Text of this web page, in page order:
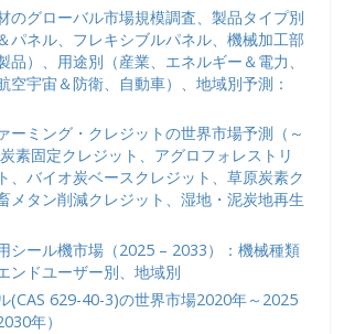
のグローバル市場規模調査、製品タイプ別
パネル、フレキシブルパネル、機械加工部
品）、用途別（産業、エネルギー＆電力、
空宇宙＆防衛、自動車）、地域別予測：
ーミング・クレジットの世界市場予測（～
素固定クレジット、アグロフォレストリ
、バイオ炭ベースクレジット、草原炭素ク
メタン削減クレジット、湿地・泥炭地再生
シール機市場（2025 – 2033）：機械種類
ンドユーザー別、地域別
(CAS 629-40-3)の世界市場2020年～2025
年）